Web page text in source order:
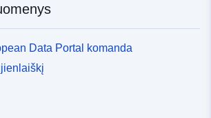
Data Portal komanda